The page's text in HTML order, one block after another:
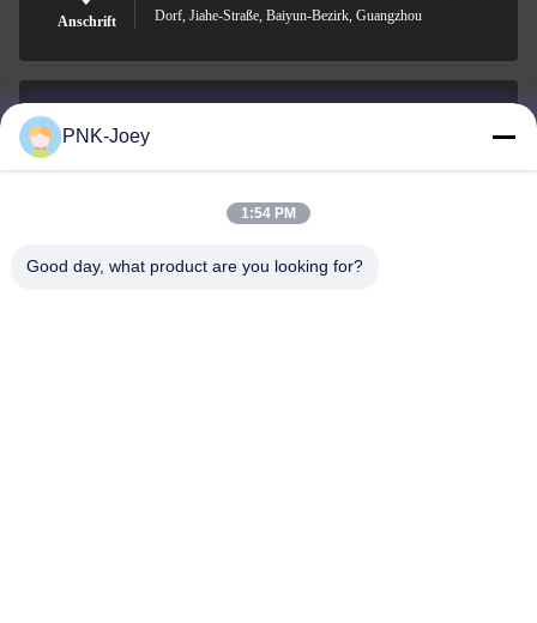
Anschrift
Dorf, Jiahe-Straße, Baiyun-Bezirk, Guangzhou
E-Mail-Adresse
008613580404923
PNK-Joey
1:54 PM
Good day, what product are you looking for?